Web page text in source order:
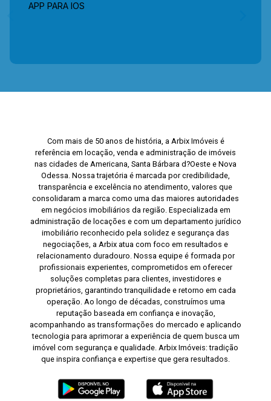
APP PARA IOS
Com mais de 50 anos de história, a Arbix Imóveis é
referência em locação, venda e administração de imóveis
nas cidades de Americana, Santa Bárbara d?Oeste e Nova
Odessa. Nossa trajetória é marcada por credibilidade,
transparência e excelência no atendimento, valores que
consolidaram a marca como uma das maiores autoridades
em negócios imobiliários da região. Especializada em
administração de locações e com um departamento jurídico
imobiliário reconhecido pela solidez e segurança das
negociações, a Arbix atua com foco em resultados e
relacionamento duradouro. Nossa equipe é formada por
profissionais experientes, comprometidos em oferecer
soluções completas para clientes, investidores e
proprietários, garantindo tranquilidade e retorno em cada
operação. Ao longo de décadas, construímos uma
reputação baseada em confiança e inovação,
acompanhando as transformações do mercado e aplicando
tecnologia para aprimorar a experiência de quem busca um
imóvel com segurança e qualidade. Arbix Imóveis: tradição
que inspira confiança e expertise que gera resultados.